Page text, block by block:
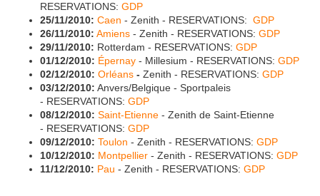
RESERVATIONS: GDP
25/11/2010: Caen - Zenith - RESERVATIONS: GDP
26/11/2010: Amiens - Zenith - RESERVATIONS: GDP
29/11/2010: Rotterdam - RESERVATIONS: GDP
01/12/2010: Épernay - Millesium - RESERVATIONS: GDP
02/12/2010: Orléans - Zenith - RESERVATIONS: GDP
03/12/2010: Anvers/Belgique - Sportpaleis
- RESERVATIONS: GDP
08/12/2010: Saint-Etienne - Zenith de Saint-Etienne
- RESERVATIONS: GDP
09/12/2010: Toulon - Zenith - RESERVATIONS: GDP
10/12/2010: Montpellier - Zenith - RESERVATIONS: GDP
11/12/2010: Pau - Zenith - RESERVATIONS: GDP